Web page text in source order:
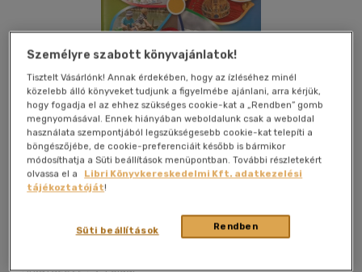
Kívánságlistához adom
Személyre szabott könyvajánlatok!
Tisztelt Vásárlónk! Annak érdekében, hogy az ízléséhez minél
közelebb álló könyveket tudjunk a figyelmébe ajánlani, arra kérjük,
hogy fogadja el az ehhez szükséges cookie-kat a „Rendben” gomb
megnyomásával. Ennek hiányában weboldalunk csak a weboldal
használata szempontjából legszükségesebb cookie-kat telepíti a
böngészőjébe, de cookie-preferenciáit később is bármikor
módosíthatja a Süti beállítások menüpontban. További részletekért
olvassa el a
Libri Könyvkereskedelmi Kft. adatkezelési
tájékoztatóját!
Rendben
Süti beállítások